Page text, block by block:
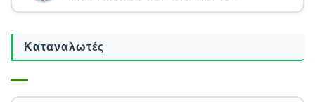
Καταναλωτές